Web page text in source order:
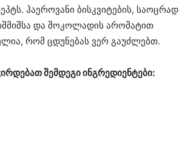
ჰაეროვანი ბისკვიტების, საოცრად
და შოკოლადის არომატით
რომ ცდუნებას ვერ გაუძლებთ.
შემდეგი ინგრედიენტები: